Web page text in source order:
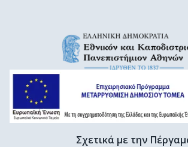
Σχετικά με την